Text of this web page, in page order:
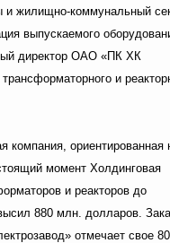
и жилищно-коммунальный
выпускаемого
директор ОАО «ПК ХК
и
ориентированная
момент Холдинговая
и реакторов до
880 млн. долларов.
отмечает свое